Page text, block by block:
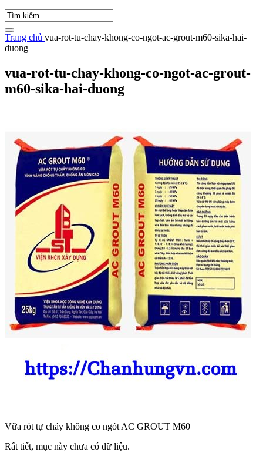
Trang chủ vua-rot-tu-chay-khong-co-ngot-ac-grout-m60-sika-hai-
duong
vua-rot-tu-chay-khong-co-ngot-ac-grout-
m60-sika-hai-duong
Vữa rót tự chảy không co ngót AC GROUT M60
Rất tiết, mục này chưa có dữ liệu.